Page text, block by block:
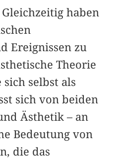
haben
Ereignissen zu
Theorie
selbst als
sich von beiden
Ästhetik – an
Bedeutung von
die das